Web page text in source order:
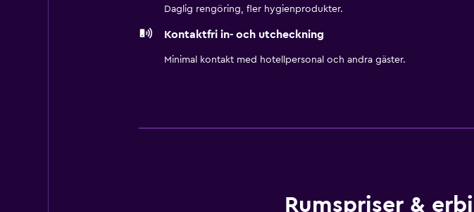
Daglig rengöring, fler hygienprodukter.
Kontaktfri in- och utcheckning
Minimal kontakt med hotellpersonal och andra gäster.
Rumspriser &